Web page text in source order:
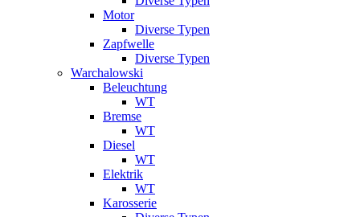
Motor
Diverse Typen
Zapfwelle
Diverse Typen
Warchalowski
Beleuchtung
WT
Bremse
WT
Diesel
WT
Elektrik
WT
Karosserie